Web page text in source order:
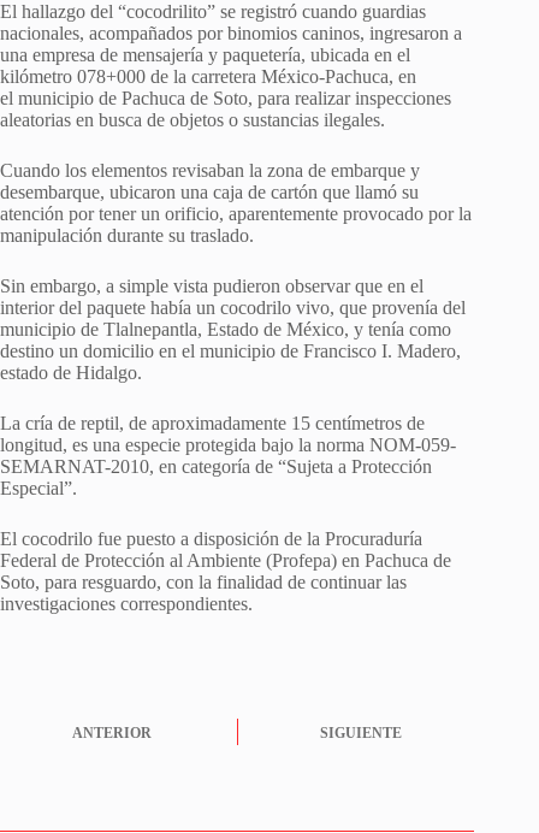
El hallazgo del “cocodrilito” se registró cuando guardias
nacionales, acompañados por binomios caninos, ingresaron a
una empresa de mensajería y paquetería, ubicada en el
kilómetro 078+000 de la carretera México-Pachuca, en
el municipio de Pachuca de Soto, para realizar inspecciones
aleatorias en busca de objetos o sustancias ilegales.
Cuando los elementos revisaban la zona de embarque y
desembarque, ubicaron una caja de cartón que llamó su
atención por tener un orificio, aparentemente provocado por la
manipulación durante su traslado.
Sin embargo, a simple vista pudieron observar que en el
interior del paquete había un cocodrilo vivo, que provenía del
municipio de Tlalnepantla, Estado de México, y tenía como
destino un domicilio en el municipio de Francisco I. Madero,
estado de Hidalgo.
La cría de reptil, de aproximadamente 15 centímetros de
longitud, es una especie protegida bajo la norma NOM-059-
SEMARNAT-2010, en categoría de “Sujeta a Protección
Especial”.
El cocodrilo fue puesto a disposición de la Procuraduría
Federal de Protección al Ambiente (Profepa) en Pachuca de
Soto, para resguardo, con la finalidad de continuar las
investigaciones correspondientes.
ANTERIOR SIGUIENTE